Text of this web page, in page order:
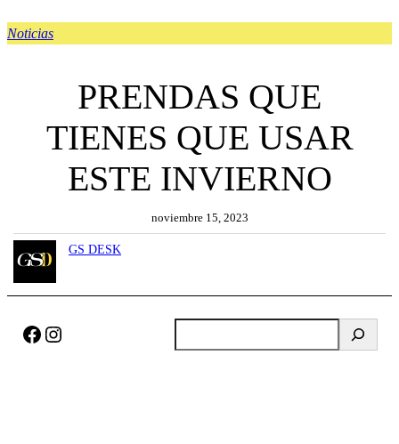
Noticias
PRENDAS QUE
TIENES QUE USAR
ESTE INVIERNO
noviembre 15, 2023
GS DESK
Facebook Instagram
u